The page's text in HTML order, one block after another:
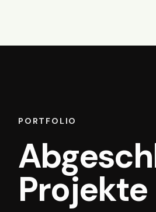
PORTFOLIO
Projekte